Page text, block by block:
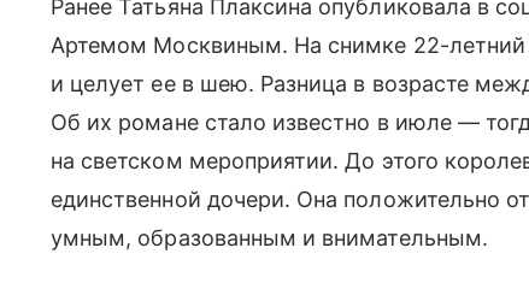
Ранее Татьяна Плаксина опубликовала в
Артемом Москвиным. На снимке 22-
и целует ее в шею. Разница в возрасте
Об их романе стало известно в июле —
на светском мероприятии. До этого
единственной дочери. Она положительно
умным, образованным и внимательным.